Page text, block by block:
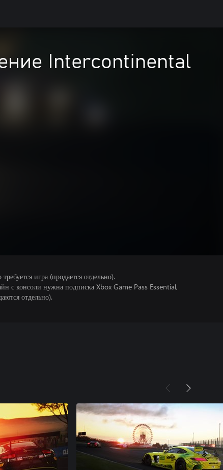
Intercontinental
игра (продается отдельно).
с консоли нужна подписка Xbox Game Pass Essential,
отдельно).